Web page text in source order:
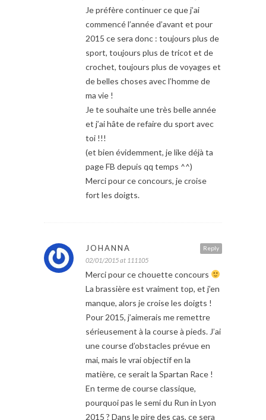
Je préfère continuer ce que j’ai
commencé l’année d’avant et pour
2015 ce sera donc : toujours plus de
sport, toujours plus de tricot et de
crochet, toujours plus de voyages et
de belles choses avec l’homme de
ma vie !
Je te souhaite une très belle année
et j’ai hâte de refaire du sport avec
toi !!!
(et bien évidemment, je like déjà ta
page FB depuis qq temps ^^)
Merci pour ce concours, je croise
fort les doigts.
Reply
JOHANNA
02/01/2015 at 111105
Merci pour ce chouette concours
La brassière est vraiment top, et j’en
manque, alors je croise les doigts !
Pour 2015, j’aimerais me remettre
sérieusement à la course à pieds. J’ai
une course d’obstacles prévue en
mai, mais le vrai objectif en la
matière, ce serait la Spartan Race !
En terme de course classique,
pourquoi pas le semi du Run in Lyon
2015 ? Dans le pire des cas, ce sera